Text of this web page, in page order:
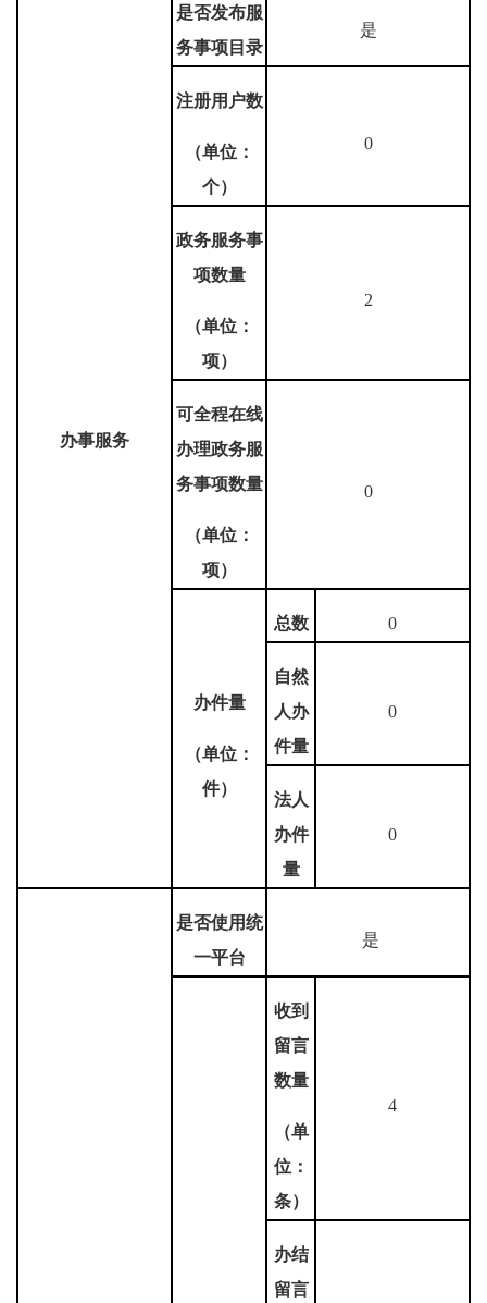
办事服务
是否发布服
务事项目录
是
注册用户数
（单位：
个）
0
政务服务事
项数量
（单位：
项）
2
可全程在线
办理政务服
务事项数量
（单位：
项）
0
办件量
（单位：
件）
总数 0
自然
人办
件量
0
法人
办件
量
0
是否使用统
一平台
是
收到
留言
数量
（单
位：
条）
4
办结
留言